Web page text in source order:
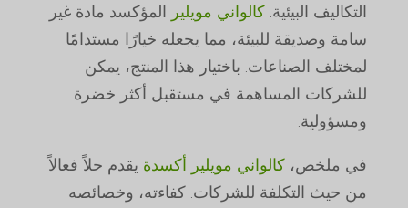
التكاليف البيئية. كالواني مويلير المؤكسد مادة غير
سامة وصديقة للبيئة، مما يجعله خيارًا مستدامًا
لمختلف الصناعات. باختيار هذا المنتج، يمكن
للشركات المساهمة في مستقبل أكثر خضرة
ومسؤولية.
في ملخص، كالواني مويلير أكسدة يقدم حلاً فعالاً
من حيث التكلفة للشركات. كفاءته، وخصائصه